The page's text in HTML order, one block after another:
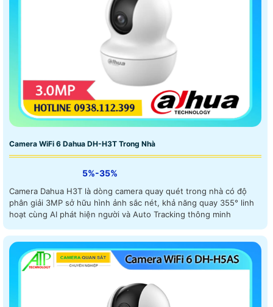
Camera WiFi 6 Dahua DH-H3T Trong Nhà
5%-35%
Camera Dahua H3T là dòng camera quay quét trong nhà có độ
phân giải 3MP sở hữu hình ảnh sắc nét, khả năng quay 355° linh
hoạt cùng AI phát hiện người và Auto Tracking thông minh